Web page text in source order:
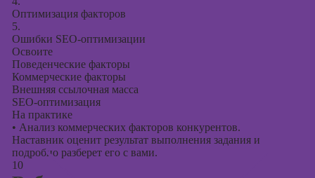
Оптимизация факторов
5.
Ошибки SEO-оптимизации
Освоите
Поведенческие факторы
Коммерческие факторы
Внешняя ссылочная масса
SEO-оптимизация
На практике
• Анализ коммерческих факторов конкурентов.
Наставник оценит результат выполнения задания и
подробно разберет его с вами.
10